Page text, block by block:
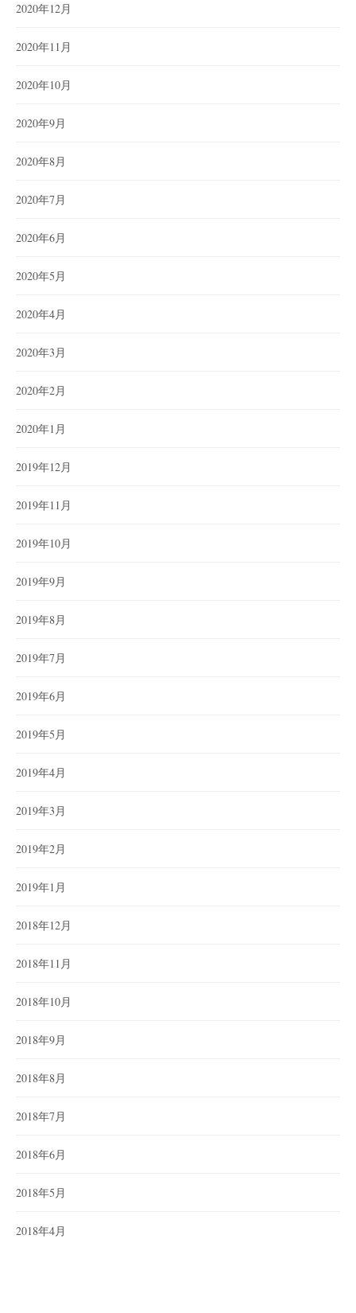
2020年12月
2020年11月
2020年10月
2020年9月
2020年8月
2020年7月
2020年6月
2020年5月
2020年4月
2020年3月
2020年2月
2020年1月
2019年12月
2019年11月
2019年10月
2019年9月
2019年8月
2019年7月
2019年6月
2019年5月
2019年4月
2019年3月
2019年2月
2019年1月
2018年12月
2018年11月
2018年10月
2018年9月
2018年8月
2018年7月
2018年6月
2018年5月
2018年4月